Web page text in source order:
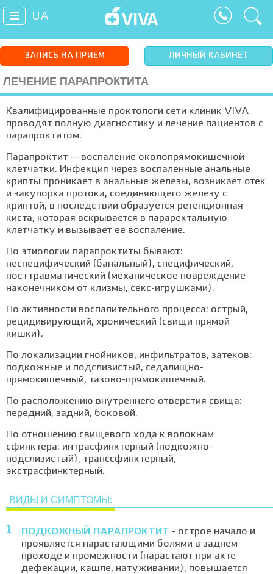
UA
ЗАПИСЬ НА ПРИЕМ ЛИЧНЫЙ КАБИНЕТ
ЛЕЧЕНИЕ ПАРАПРОКТИТА
Квалифицированные проктологи сети клиник VIVA
проводят полную диагностику и лечение пациентов с
парапроктитом.
Парапроктит — воспаление околопрямокишечной
клетчатки. Инфекция через воспаленные анальные
крипты проникает в анальные железы, возникает отек
и закупорка протока, соединяющего железу с
криптой, в последствии образуется ретенционная
киста, которая вскрывается в параректальную
клетчатку и вызывает ее воспаление.
По этиологии парапроктиты бывают:
неспецифический (банальный), специфический,
посттравматический (механическое повреждение
наконечником от клизмы, секс-игрушками).
По активности воспалительного процесса: острый,
рецидивирующий, хронический (свищи прямой
кишки).
По локализации гнойников, инфильтратов, затеков:
подкожные и подслизистый, седалищно-
прямокишечный, тазово-прямокишечный.
По расположению внутреннего отверстия свища:
передний, задний, боковой.
По отношению свищевого хода к волокнам
сфинктера: интрасфинктерный (подкожно-
подслизистый), транссфинктерный,
экстрасфинктерный.
ВИДЫ И СИМПТОМЫ:
ПОДКОЖНЫЙ ПАРАПРОКТИТ - острое начало и
проявляется нарастающими болями в заднем
проходе и промежности (нарастают при акте
дефекации, кашле, натуживании), повышается